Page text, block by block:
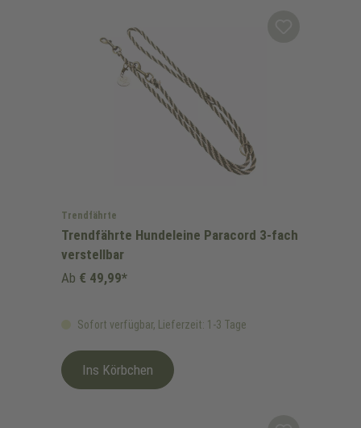
Trendfährte
Trendfährte Hundeleine Paracord 3-fach
verstellbar
Sofort verfügbar, Lieferzeit: 1-3 Tage
Ab € 49,99*
Ins Körbchen